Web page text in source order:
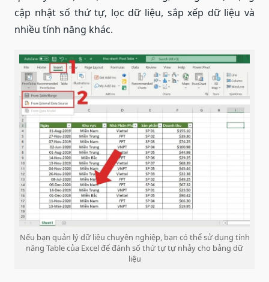
cập nhật số thứ tự, lọc dữ liệu, sắp xếp dữ liệu và
nhiều tính năng khác.
Nếu bạn quản lý dữ liệu chuyên nghiệp, bạn có thể sử dụng tính
năng Table của Excel để đánh số thứ tự tự nhảy cho bảng dữ
liệu